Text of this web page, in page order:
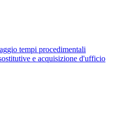
tempi procedimentali
e acquisizione d'ufficio